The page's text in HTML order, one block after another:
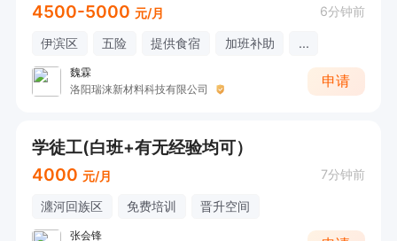
4500-5000 元/月 6分钟前
伊滨区 五险 提供食宿 加班补助 ...
魏霖
洛阳瑞涞新材料科技有限公司
申请
学徒工(白班+有无经验均可）
4000 元/月 7分钟前
瀍河回族区 免费培训 晋升空间
张会锋